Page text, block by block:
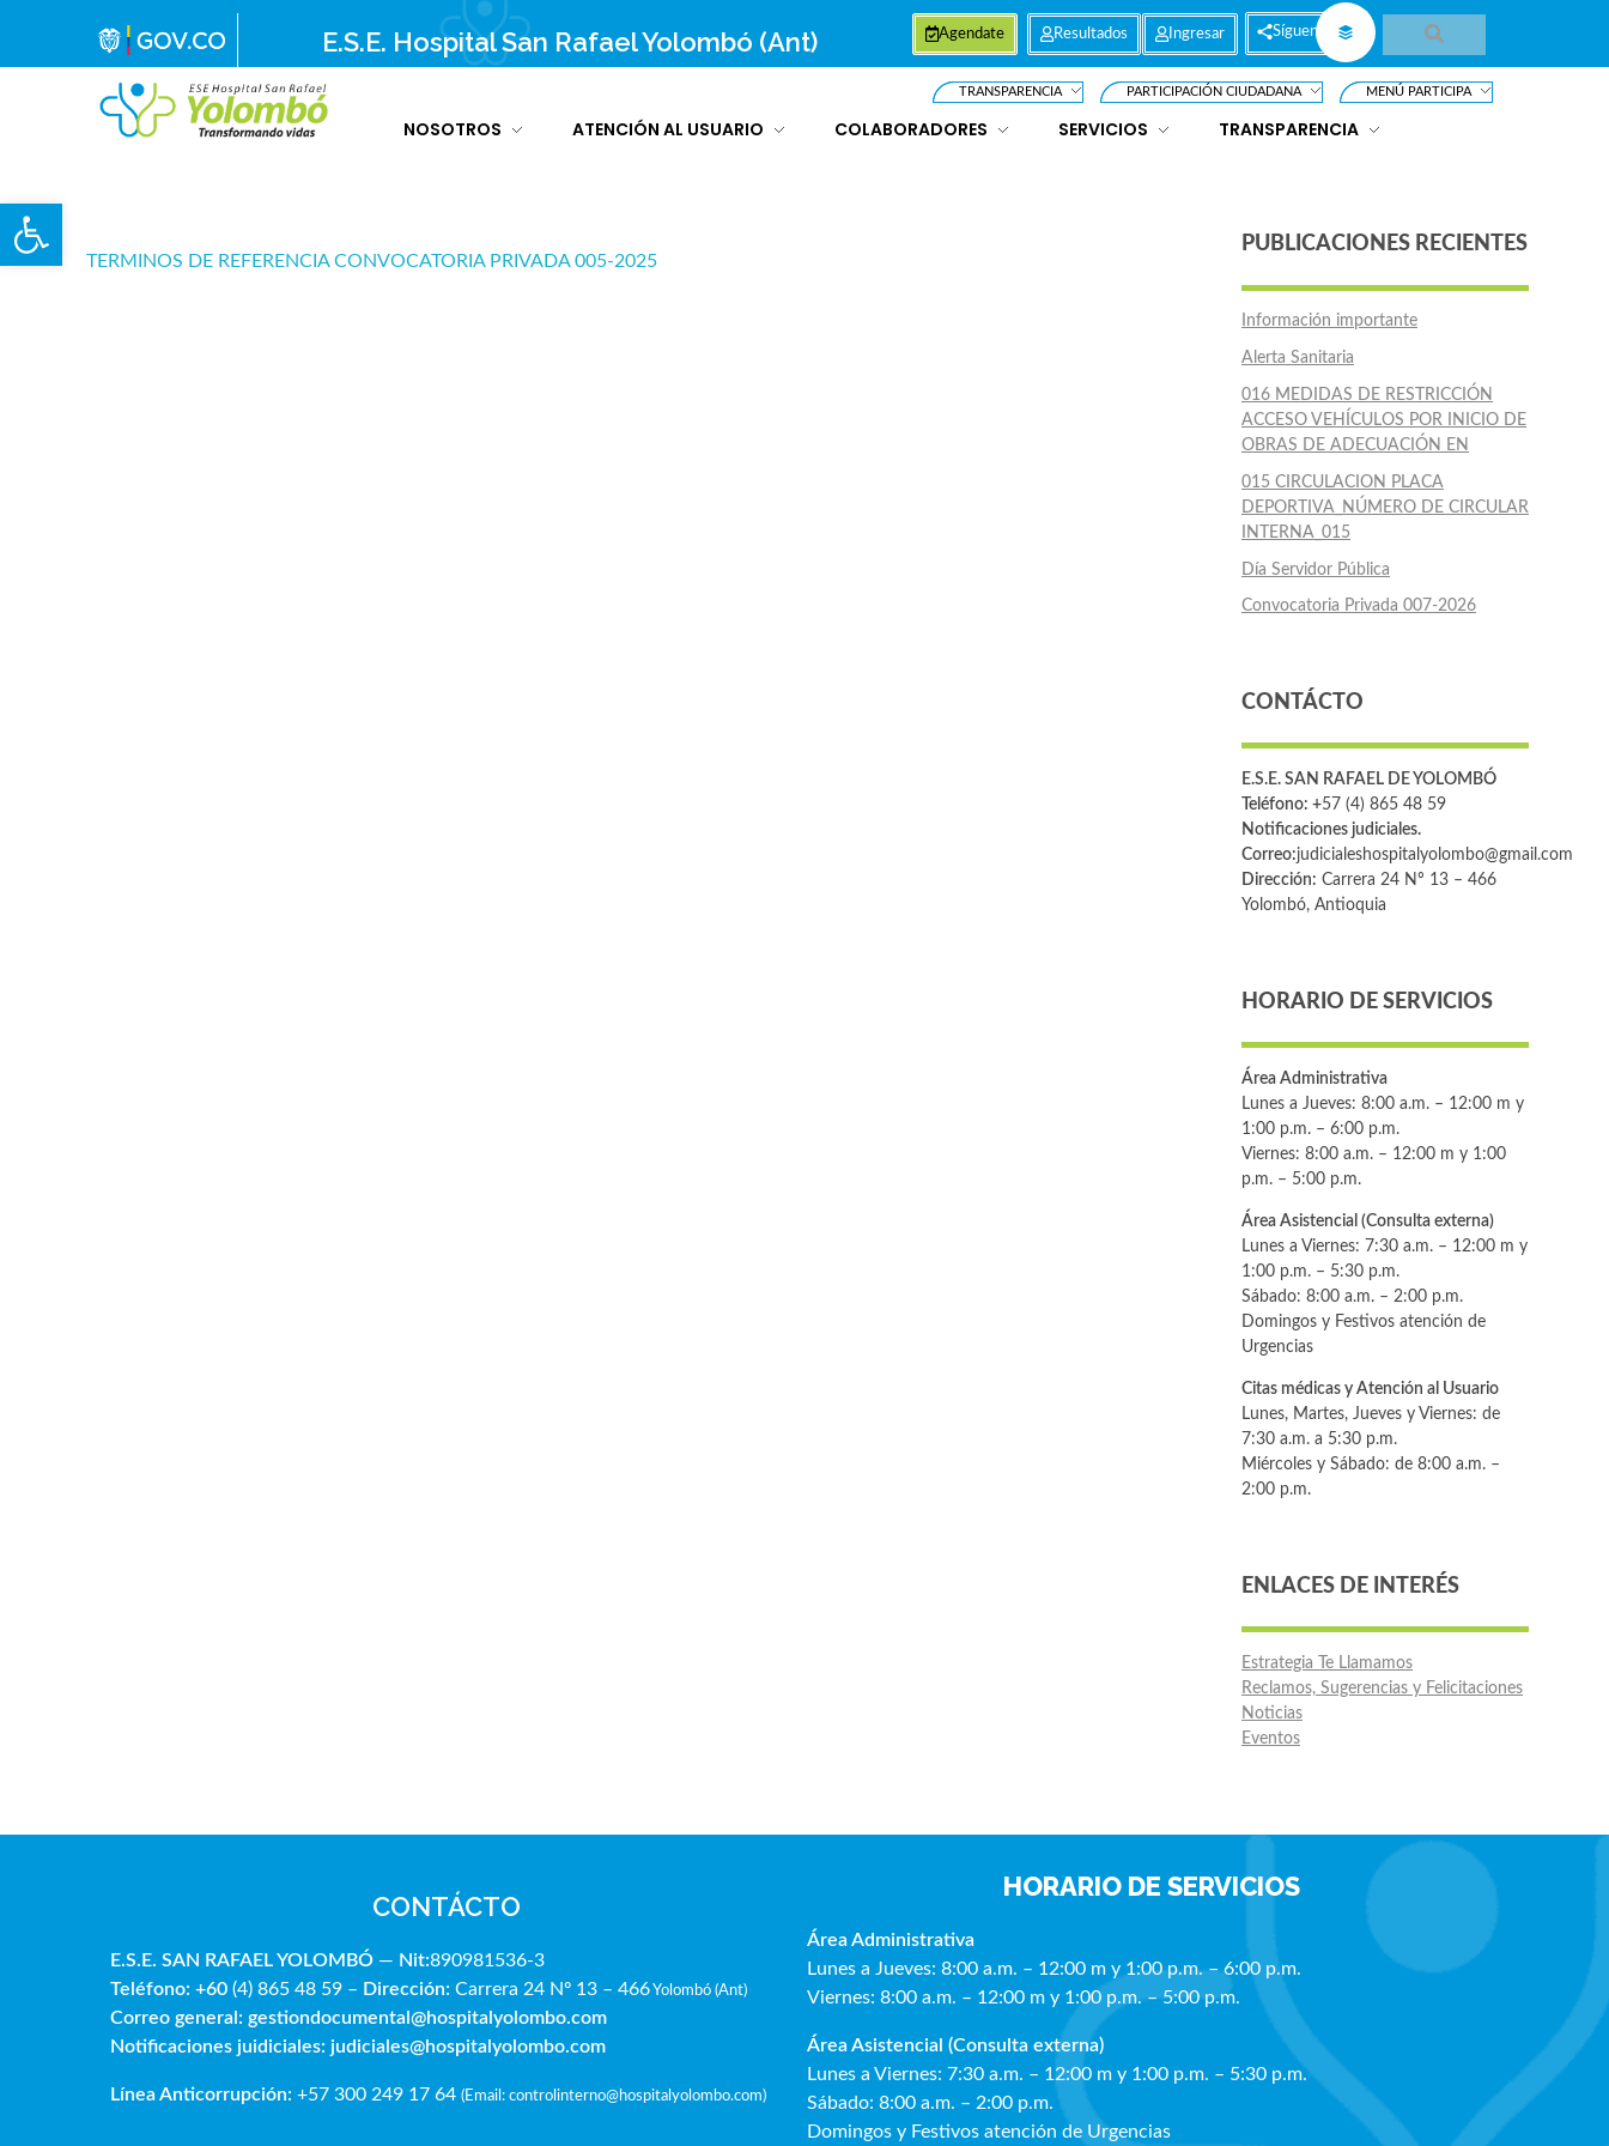
Abrir barra de herramientas
E.S.E. Hospital San Rafael Yolombó (Ant) Agendate Resultados Ingresar Síguenos
TRANSPARENCIA PARTICIPACIÓN CIUDADANA MENÚ PARTICIPA
NOSOTROS ATENCIÓN AL USUARIO COLABORADORES SERVICIOS TRANSPARENCIA
TERMINOS DE REFERENCIA CONVOCATORIA PRIVADA 005-2025
PUBLICACIONES RECIENTES
Información importante
Alerta Sanitaria
016 MEDIDAS DE RESTRICCIÓN
ACCESO VEHÍCULOS POR INICIO DE
OBRAS DE ADECUACIÓN EN
015 CIRCULACION PLACA
DEPORTIVA_NÚMERO DE CIRCULAR
INTERNA_015
Día Servidor Pública
Convocatoria Privada 007-2026
CONTÁCTO
E.S.E. SAN RAFAEL DE YOLOMBÓ
Teléfono: +57 (4) 865 48 59
Notificaciones judiciales.
Correo:judicialeshospitalyolombo@gmail.com
Dirección: Carrera 24 Nº 13 – 466
Yolombó, Antioquia
HORARIO DE SERVICIOS
Área Administrativa
Lunes a Jueves: 8:00 a.m. – 12:00 m y
1:00 p.m. – 6:00 p.m.
Viernes: 8:00 a.m. – 12:00 m y 1:00
p.m. – 5:00 p.m.
Área Asistencial (Consulta externa)
Lunes a Viernes: 7:30 a.m. – 12:00 m y
1:00 p.m. – 5:30 p.m.
Sábado: 8:00 a.m. – 2:00 p.m.
Domingos y Festivos atención de
Urgencias
Citas médicas y Atención al Usuario
Lunes, Martes, Jueves y Viernes: de
7:30 a.m. a 5:30 p.m.
Miércoles y Sábado: de 8:00 a.m. –
2:00 p.m.
ENLACES DE INTERÉS
Estrategia Te Llamamos
Reclamos, Sugerencias y Felicitaciones
Noticias
Eventos
CONTÁCTO
E.S.E. SAN RAFAEL YOLOMBÓ — Nit:890981536-3
Teléfono: +60 (4) 865 48 59 – Dirección: Carrera 24 Nº 13 – 466Yolombó (Ant)
Correo general: gestiondocumental@hospitalyolombo.com
Notificaciones juidiciales: judiciales@hospitalyolombo.com
Línea Anticorrupción: +57 300 249 17 64 (Email: controlinterno@hospitalyolombo.com)
HORARIO DE SERVICIOS
Área Administrativa
Lunes a Jueves: 8:00 a.m. – 12:00 m y 1:00 p.m. – 6:00 p.m.
Viernes: 8:00 a.m. – 12:00 m y 1:00 p.m. – 5:00 p.m.
Área Asistencial (Consulta externa)
Lunes a Viernes: 7:30 a.m. – 12:00 m y 1:00 p.m. – 5:30 p.m.
Sábado: 8:00 a.m. – 2:00 p.m.
Domingos y Festivos atención de Urgencias